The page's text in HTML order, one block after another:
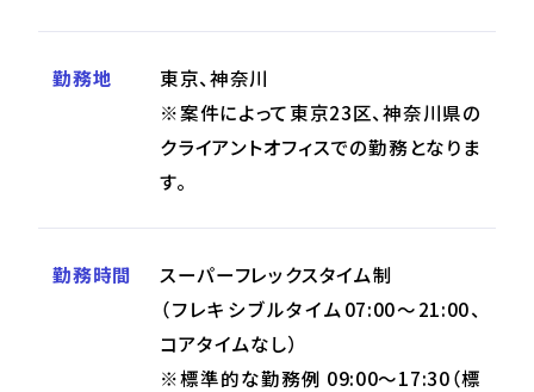
勤務地
東京、神奈川
※案件によって東京23区、神奈川県の
クライアントオフィスでの勤務となりま
す。
勤務時間
スーパーフレックスタイム制
（フレキシブルタイム07:00～21:00、
コアタイムなし）
※標準的な勤務例 09:00～17:30（標